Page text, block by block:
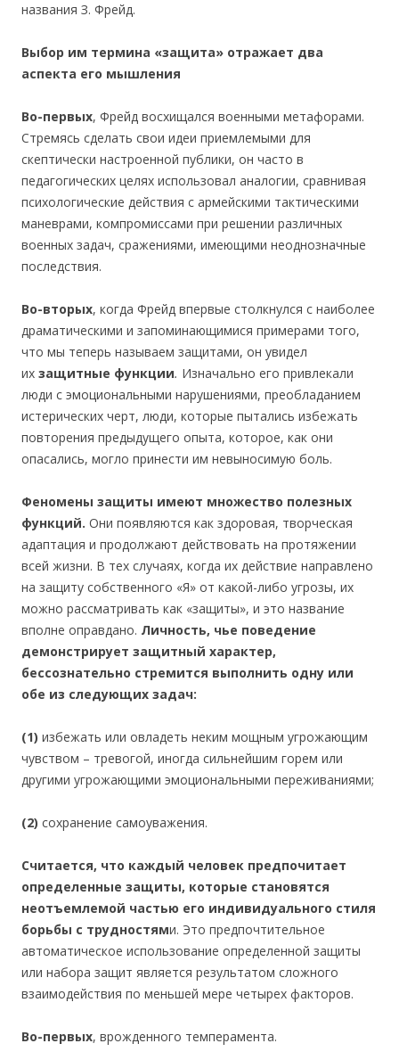
названия З. Фрейд.
Выбор им термина «защита» отражает два
аспекта его мышления
Во-первых, Фрейд восхищался военными метафорами.
Стремясь сделать свои идеи приемлемыми для
скептически настроенной публики, он часто в
педагогических целях использовал аналогии, сравнивая
психологические действия с армейскими тактическими
маневрами, компромиссами при решении различных
военных задач, сражениями, имеющими неоднозначные
последствия.
Во-вторых, когда Фрейд впервые столкнулся с наиболее
драматическими и запоминающимися примерами того,
что мы теперь называем защитами, он увидел
их защитные функции. Изначально его привлекали
люди с эмоциональными нарушениями, преобладанием
истерических черт, люди, которые пытались избежать
повторения предыдущего опыта, которое, как они
опасались, могло принести им невыносимую боль.
Феномены защиты имеют множество полезных
функций. Они появляются как здоровая, творческая
адаптация и продолжают действовать на протяжении
всей жизни. В тех случаях, когда их действие направлено
на защиту собственного «Я» от какой-либо угрозы, их
можно рассматривать как «защиты», и это название
вполне оправдано. Личность, чье поведение
демонстрирует защитный характер,
бессознательно стремится выполнить одну или
обе из следующих задач:
(1) избежать или овладеть неким мощным угрожающим
чувством – тревогой, иногда сильнейшим горем или
другими угрожающими эмоциональными переживаниями;
(2) сохранение самоуважения.
Считается, что каждый человек предпочитает
определенные защиты, которые становятся
неотъемлемой частью его индивидуального стиля
борьбы с трудностями. Это предпочтительное
автоматическое использование определенной защиты
или набора защит является результатом сложного
взаимодействия по меньшей мере четырех факторов.
Во-первых, врожденного темперамента.